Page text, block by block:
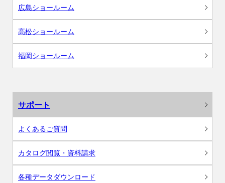
広島ショールーム
高松ショールーム
福岡ショールーム
サポート
よくあるご質問
カタログ閲覧・資料請求
各種データダウンロード